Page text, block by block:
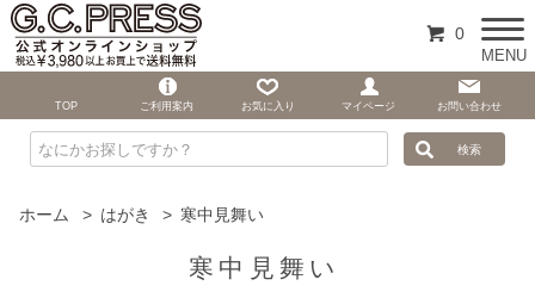
ホーム > はがき > 寒中見舞い
寒中見舞い
0
MENU
TOP ご利用案内 お気に入り マイページ お問い合わせ